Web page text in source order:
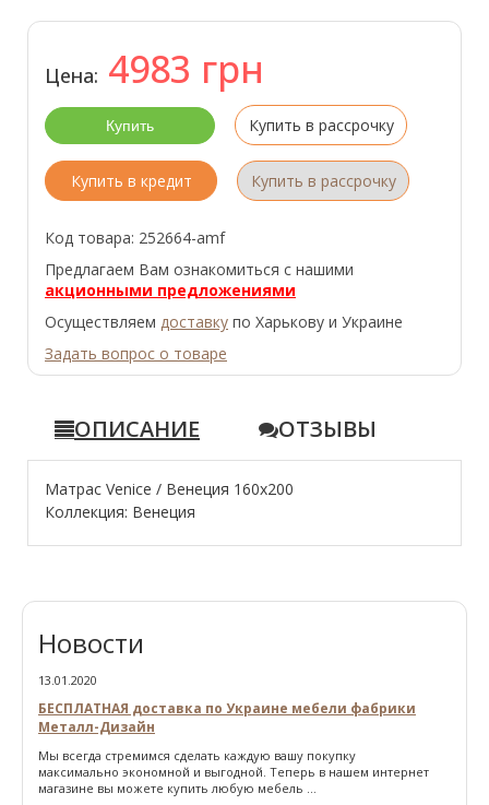
Цена: 4983 грн
Купить в рассрочку
Купить в кредит Купить в рассрочку
Код товара: 252664-amf
Предлагаем Вам ознакомиться с нашими
акционными предложениями
Осуществляем доставку по Харькову и Украине
Задать вопрос о товаре
ОПИСАНИЕ ОТЗЫВЫ
Матрас Venice / Венеция 160x200
Коллекция: Венеция
Новости
13.01.2020
БЕСПЛАТНАЯ доставка по Украине мебели фабрики
Металл-Дизайн
Мы всегда стремимся сделать каждую вашу покупку
максимально экономной и выгодной. Теперь в нашем интернет
магазине вы можете купить любую мебель ...